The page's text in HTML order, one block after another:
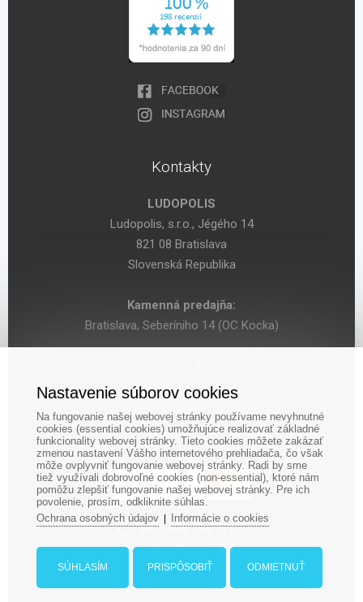
Kontakty
LUDOPOLIS
Ludopolis, s.r.o., Jégého 14
821 08 Bratislava
Slovenská Republika
Kamenná predajňa:
Bratislava, Seberíniho 14 (OC Kocka)
DIČ: 2024029755
‎+421 948 188 211
+421 908 666 767
ludopolis@ludopolis.sk
Nastavenie súborov cookies
Na fungovanie našej webovej stránky používame nevyhnutné
cookies (essential cookies) umožňujúce realizovať základné
funkcionality webovej stránky. Tieto cookies môžete zakázať
zmenou nastavení Vášho internetového prehliadača, čo však
môže ovplyvniť fungovanie webovej stránky. Radi by sme
tiež využívali dobrovoľné cookies (non-essential), ktoré nám
pomôžu zlepšiť fungovanie našej webovej stránky. Pre ich
povolenie, prosím, odkliknite súhlas.
Ochrana osobných údajov| Informácie o cookies
SÚHLASÍM PRISPÔSOBIŤ ODMIETNUŤ